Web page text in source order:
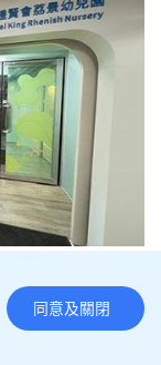
景幼兒園）
名最高的
同意及關閉